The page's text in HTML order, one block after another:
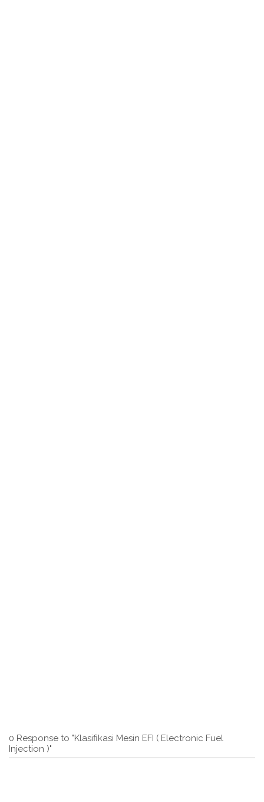
0 Response to "Klasifikasi Mesin EFI ( Electronic Fuel
Injection )"